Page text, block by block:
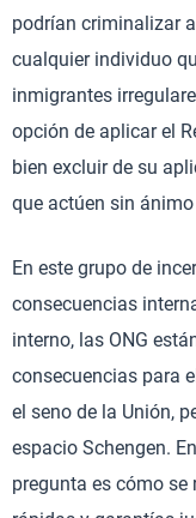
podrían criminalizar
cualquier individuo
inmigrantes
opción de aplicar el
bien excluir de su
que actúen sin
En este grupo de
consecuencias
interno, las ONG
consecuencias para
el seno de la Unión,
espacio Schengen.
pregunta es cómo se